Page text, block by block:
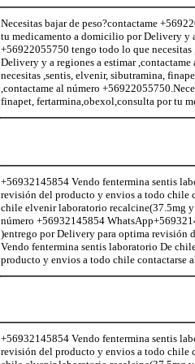
Necesitas bajar de peso?contactame
tu medicamento a domicilio por Delivery y
+56922055750 tengo todo lo que
Delivery y a regiones a estimar
necesitas ,sentis, elvenir, sibutramina,
,contactame al número
finapet, fertarmina,obexol,consulta por tu
+56932145854 Vendo fentermina sentis
revisión del producto y envios a todo chile
chile elvenir laboratorio recalcine(37.5mg
número +56932145854
)entrego por Delivery para optima revisión
Vendo fentermina sentis laboratorio De
producto y envios a todo chile contactarse
+56932145854 Vendo fentermina sentis
revisión del producto y envios a todo chile